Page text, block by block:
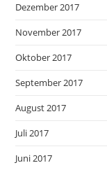
Dezember 2017
November 2017
Oktober 2017
September 2017
August 2017
Juli 2017
Juni 2017